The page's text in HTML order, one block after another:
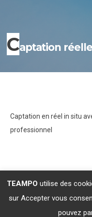
Captation réelle
Captation en réel in situ
professionnel
© 2017 I TEAMPO I
TEAMPO utilise des
sur Accepter vous
pouvez